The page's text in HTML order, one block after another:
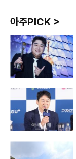
아주PICK >